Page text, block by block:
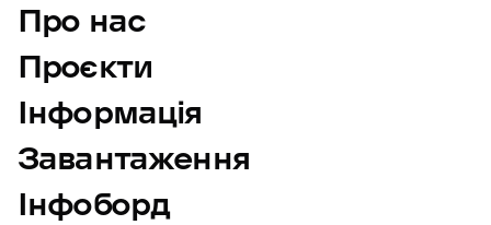
Про нас
Проєкти
Інформація
Завантаження
Інфоборд